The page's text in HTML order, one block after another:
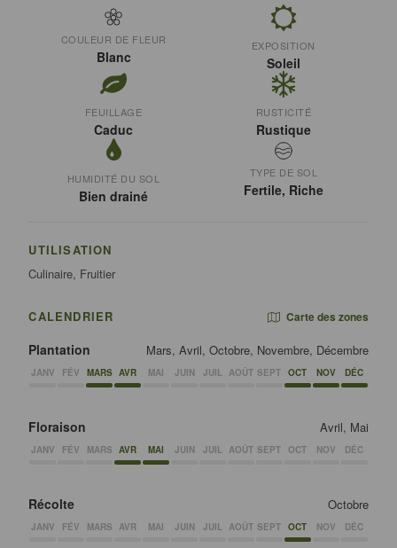
COULEUR DE FLEUR
Blanc
EXPOSITION
Soleil
FEUILLAGE
Caduc
RUSTICITÉ
Rustique
HUMIDITÉ DU SOL
Bien drainé
TYPE DE SOL
Fertile, Riche
UTILISATION
Culinaire, Fruitier
CALENDRIER Carte des zones
Plantation Mars, Avril, Octobre, Novembre, Décembre
JANV FÉV MARS AVR MAI JUIN JUIL AOÛT SEPT OCT NOV DÉC
Floraison Avril, Mai
JANV FÉV MARS AVR MAI JUIN JUIL AOÛT SEPT OCT NOV DÉC
Récolte Octobre
JANV FÉV MARS AVR MAI JUIN JUIL AOÛT SEPT OCT NOV DÉC